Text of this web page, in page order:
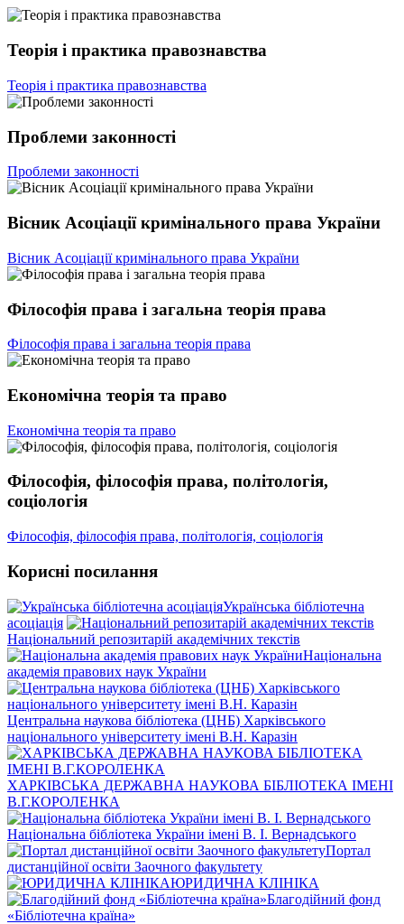
Теорія і практика правознавства
Теорія і практика правознавства
Проблеми законності
Проблеми законності
Вісник Асоціації кримінального права України
Вісник Асоціації кримінального права України
Філософія права і загальна теорія права
Філософія права і загальна теорія права
Економічна теорія та право
Економічна теорія та право
Філософія, філософія права, політологія,
соціологія
Філософія, філософія права, політологія, соціологія
Корисні посилання
Українська бібліотечна
асоціація
Національний репозитарій академічних текстів
Національна
академія правових наук України
Центральна наукова бібліотека (ЦНБ) Харківського
національного університету імені В.Н. Каразін
ХАРКІВСЬКА ДЕРЖАВНА НАУКОВА БІБЛІОТЕКА ІМЕНІ
В.Г.КОРОЛЕНКА
Національна бібліотека України імені В. І. Вернадського
Портал
дистанційної освіти Заочного факультету
ЮРИДИЧНА КЛІНІКА
Благодійний фонд
«Бібліотечна країна»